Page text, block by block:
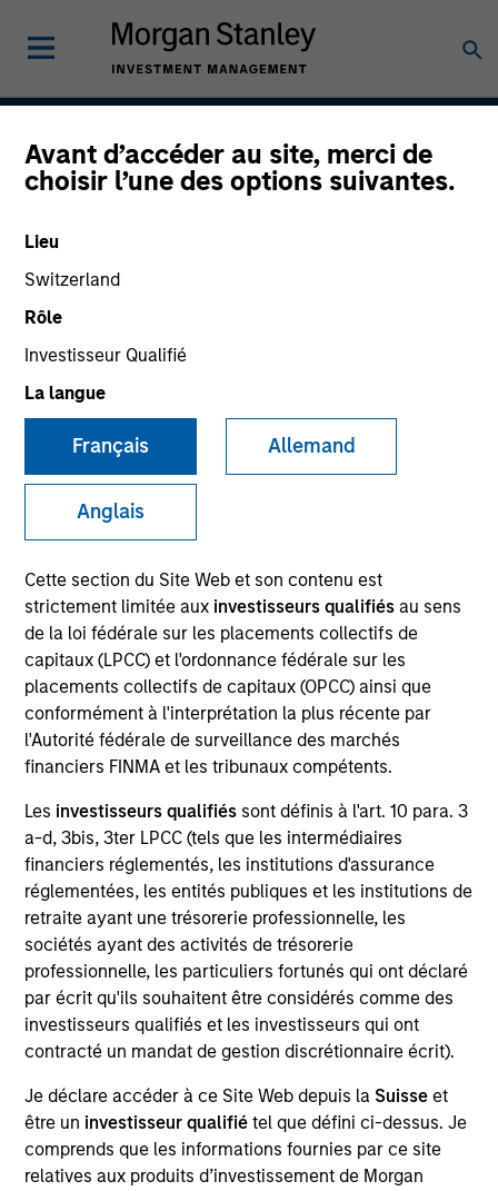
Avant d’accéder au site, merci de
choisir l’une des options suivantes.
Lieu
Switzerland
Rôle
Investisseur Qualifié
La langue
Français Allemand
Anglais
Cette section du Site Web et son contenu est
strictement limitée aux investisseurs qualifiésau sens
de la loi fédérale sur les placements collectifs de
capitaux (LPCC) et l'ordonnance fédérale sur les
placements collectifs de capitaux (OPCC) ainsi que
conformément à l'interprétation la plus récente par
l'Autorité fédérale de surveillance des marchés
financiers FINMA et les tribunaux compétents.
Les investisseurs qualifiés sont définis à l'art. 10 para. 3
a-d, 3bis, 3ter LPCC (tels que les intermédiaires
financiers réglementés, les institutions d'assurance
réglementées, les entités publiques et les institutions de
retraite ayant une trésorerie professionnelle, les
sociétés ayant des activités de trésorerie
professionnelle, les particuliers fortunés qui ont déclaré
par écrit qu'ils souhaitent être considérés comme des
investisseurs qualifiés et les investisseurs qui ont
contracté un mandat de gestion discrétionnaire écrit).
Je déclare accéder à ce Site Web depuis la Suisse et
être un investisseur qualifiétel que défini ci-dessus. Je
comprends que les informations fournies par ce site
relatives aux produits d’investissement de Morgan
Vitality
Team Inception
Asset Class
US Equity
Quick Facts
Benchmark
Russell 3000 Health Care Net Index
Insights
Overview
Morgan Stanley Vitalityseeks long-term capital
appreciation by investing primarily in healthcare
companies in the United States, principally engaged in
the discovery, development, production, or distribution of
products or services related to advances in healthcare,
and that we believe have sustainable competitive
advantages, strong research and development and
productive new product flow, financial strength, and an
attractive risk/reward profile.
term events, with their stock selection informed by
rigorous fundamental analysis.